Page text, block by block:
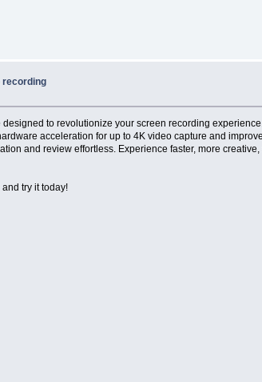
recording
designed to revolutionize your screen recording
acceleration for up to 4K video capture and
and review effortless. Experience faster, more
and try it today!